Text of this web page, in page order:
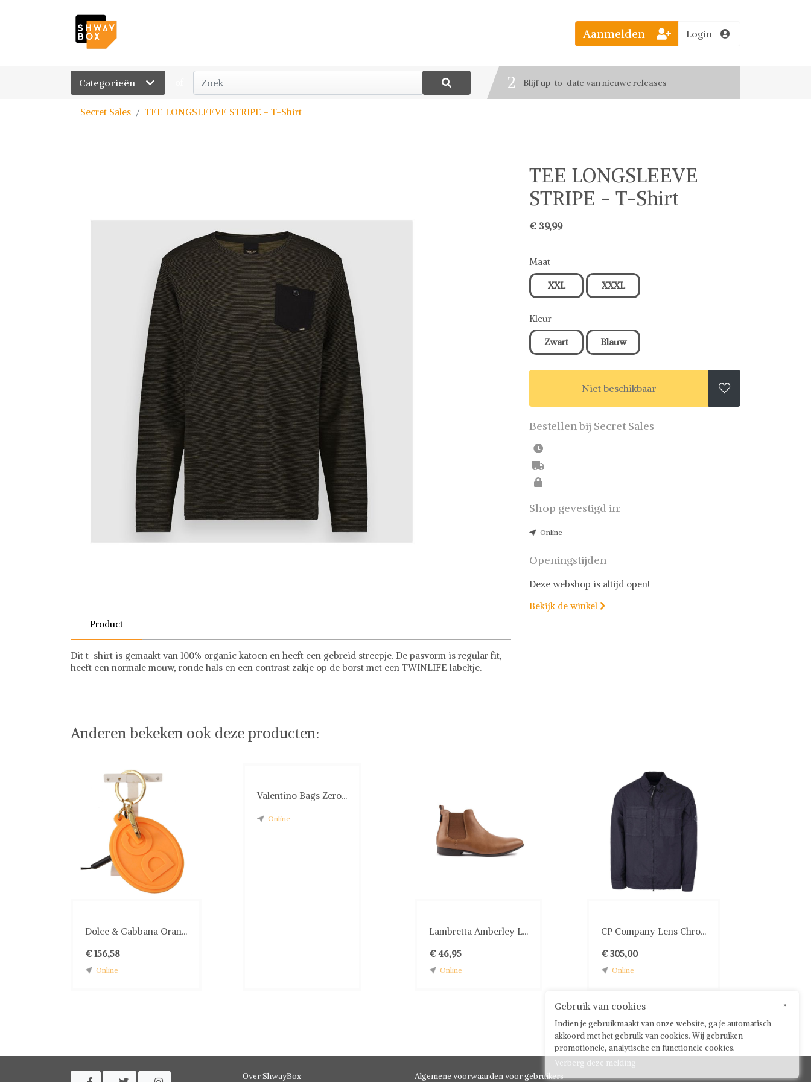
Categorieën
Bestel jouw favoriete looks
2 Blijf up-to-date van nieuwe releases
Aanmelden Login
Secret Sales TEE LONGSLEEVE STRIPE - T-Shirt
Product
Dit t-shirt is gemaakt van 100% organic katoen en heeft een gebreid streepje. De pasvorm is regular fit,
heeft een normale mouw, ronde hals en een contrast zakje op de borst met een TWINLIFE labeltje.
TEE LONGSLEEVE
STRIPE - T-Shirt
€ 39,99
Maat
XXL XXXL
Kleur
Zwart Blauw
Niet beschikbaar 
Bestellen bij Secret Sales
Shop gevestigd in:
Online
Openingstijden
Deze webshop is altijd open!
Bekijk de winkel 
Anderen bekeken ook deze producten:
Dolce & Gabbana Oran...
€ 156,58
Online
Valentino Bags Zero...
Online
Lambretta Amberley L...
€ 46,95
Online
CP Company Lens Chro...
€ 305,00
Online
Over ShwayBox Algemene voorwaarden voor gebruikers
×
Gebruik van cookies
Indien je gebruikmaakt van onze website, ga je automatisch
akkoord met het gebruik van cookies. Wij gebruiken
promotionele, analytische en functionele cookies.
Verberg deze melding